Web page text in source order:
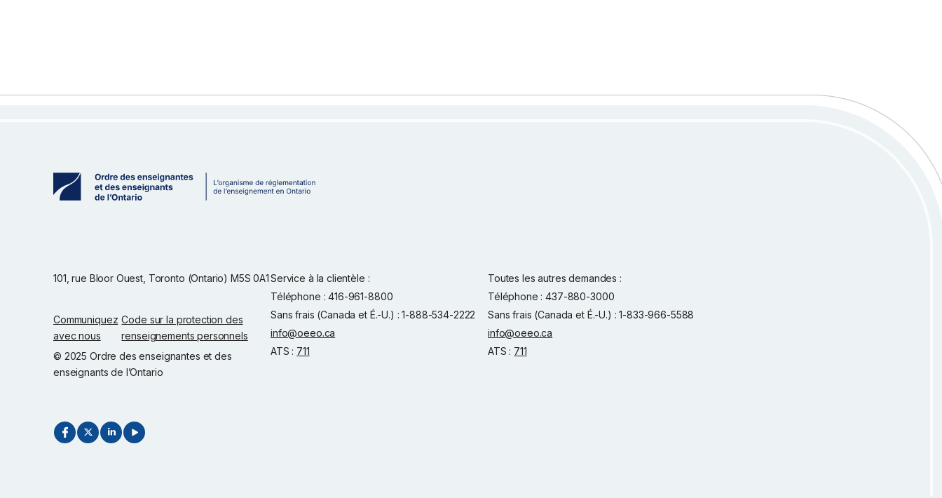
101, rue Bloor Ouest, Toronto (Ontario) M5S 0A1
Communiquez
avec nous
Code sur la protection des
renseignements personnels
© 2025 Ordre des enseignantes et des
enseignants de l’Ontario
Service à la clientèle :
Téléphone : 416-961-8800
Sans frais (Canada et É.-U.) : 1-888-534-2222
info@oeeo.ca
ATS : 711
Toutes les autres demandes :
Téléphone : 437-880-3000
Sans frais (Canada et É.-U.) : 1-833-966-5588
info@oeeo.ca
ATS : 711